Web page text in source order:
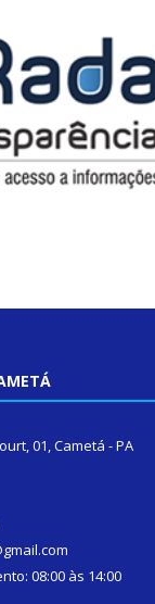
01, Cametá - PA
08:00 às 14:00